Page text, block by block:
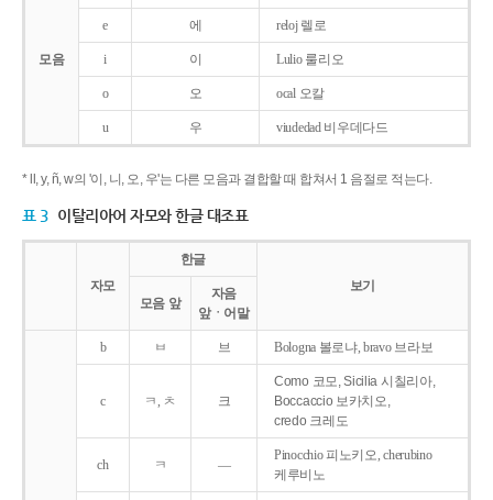
모음
e 에 reloj 렐로
i 이 Lulio 룰리오
o 오 ocal 오칼
u 우 viudedad 비우데다드
* ll, y, ñ, w의 '이, 니, 오, 우'는 다른 모음과 결합할 때 합쳐서 1 음절로 적는다.
표 3 이탈리아어 자모와 한글 대조표
자모
한글
보기
모음 앞
자음
앞ㆍ어말
b ㅂ 브 Bologna 볼로냐, bravo 브라보
c ㅋ, ㅊ 크
Como 코모, Sicilia 시칠리아,
Boccaccio 보카치오,
credo 크레도
ch ㅋ ―
Pinocchio 피노키오, cherubino
케루비노